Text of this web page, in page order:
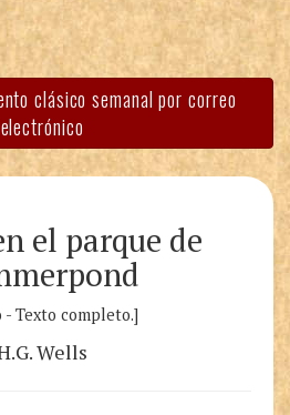
clásico semanal por correo
electrónico
el parque de
- Texto completo.]
Wells